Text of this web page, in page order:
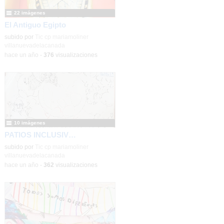
El Antiguo Egipto
subido por
22 imágenes
hace un año - 376 visualizaciones
PATIOS INCLUSIVOS CEIPSO MARÍA MOLINER
subido por
10 imágenes
hace un año - 362 visualizaciones